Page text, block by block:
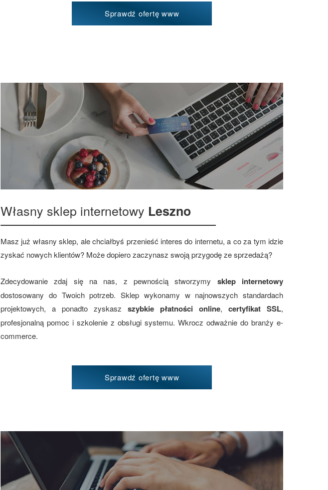
Sprawdź ofertę www
Własny sklep internetowy Leszno
Masz już własny sklep, ale chciałbyś przenieść interes do internetu, a co za tym idzie
zyskać nowych klientów? Może dopiero zaczynasz swoją przygodę ze sprzedażą?
Zdecydowanie zdaj się na nas, z pewnością stworzymy sklep internetowy
dostosowany do Twoich potrzeb. Sklep wykonamy w najnowszych standardach
projektowych, a ponadto zyskasz szybkie płatności online, certyfikat SSL,
profesjonalną pomoc i szkolenie z obsługi systemu. Wkrocz odważnie do branży e-
commerce.
Sprawdź ofertę www